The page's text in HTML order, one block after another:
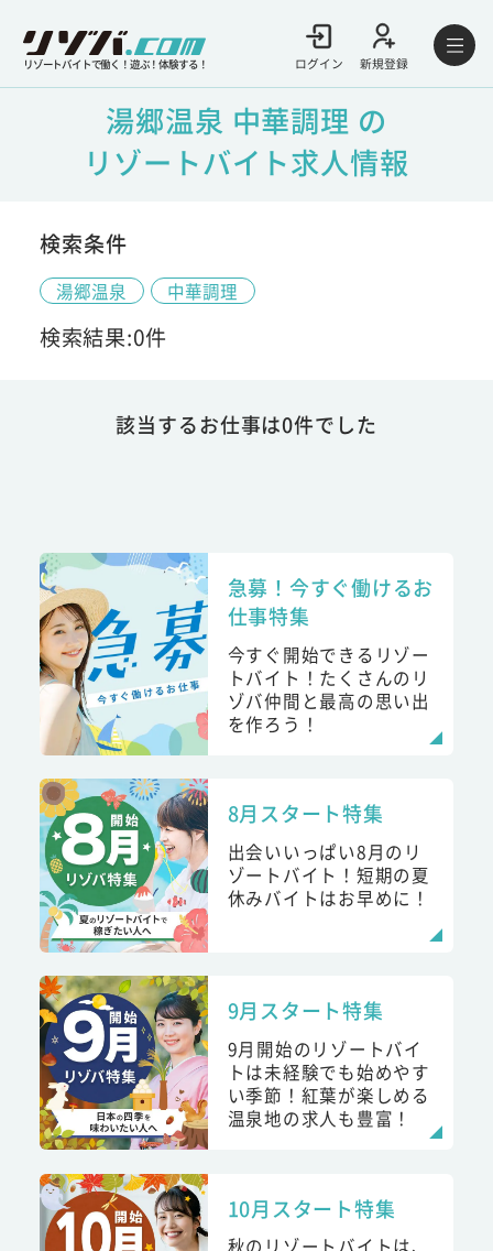
リゾートバイトで働く！遊ぶ！体験する！ ログイン 新規登録
湯郷温泉 中華調理 の
リゾートバイト求人情報
検索条件
湯郷温泉 中華調理
検索結果:0件
該当するお仕事は0件でした
急募！今すぐ働けるお
仕事特集
今すぐ開始できるリゾー
トバイト！たくさんのリ
ゾバ仲間と最高の思い出
を作ろう！
8月スタート特集
出会いいっぱい8月のリ
ゾートバイト！短期の夏
休みバイトはお早めに！
9月スタート特集
9月開始のリゾートバイ
トは未経験でも始めやす
い季節！紅葉が楽しめる
温泉地の求人も豊富！
10月スタート特集
秋のリゾートバイトは、